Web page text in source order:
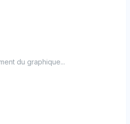
du graphique...